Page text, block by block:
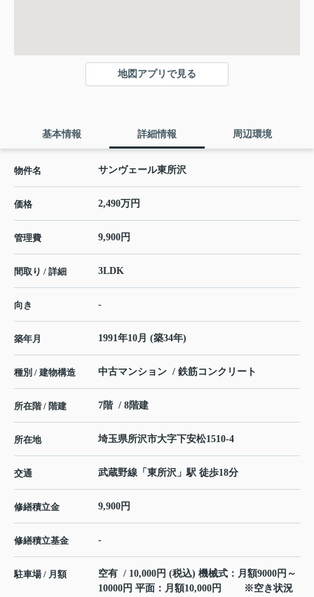
地図アプリで見る
基本情報 詳細情報 周辺環境
物件名 サンヴェール東所沢
価格 2,490万円
管理費 9,900円
間取り / 詳細 3LDK
向き -
築年月 1991年10月 (築34年)
種別 / 建物構造 中古マンション / 鉄筋コンクリート
所在階 / 階建 7階 / 8階建
所在地 埼玉県所沢市大字下安松1510-4
交通 武蔵野線 「 東所沢 」駅 徒歩18分
修繕積立金 9,900円
修繕積立基金 -
駐車場 / 月額
空有 / 10,000円 (税込) 機械式：月額9000円～
10000円 平面：月額10,000円 ※空き状況